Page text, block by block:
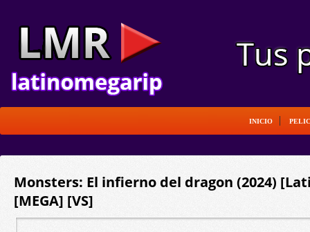
INICIO
Monsters: El infierno del dragon (2024)
[MEGA] [VS]